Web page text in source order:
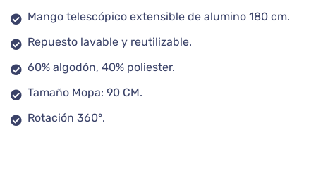
Mango telescópico extensible de alumino 180 cm.
Repuesto lavable y reutilizable.
60% algodón, 40% poliester.
Tamaño Mopa: 90 CM.
Rotación 360°.